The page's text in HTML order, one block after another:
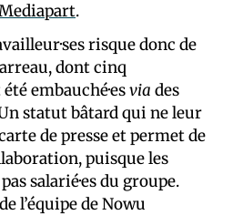
.
risque donc de
dont cinq
embauché·esvia des
statut bâtard qui ne leur
de presse et permet de
puisque les
salarié·es du groupe.
l’équipe de Nowu